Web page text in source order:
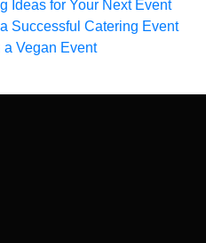
Ideas for Your Next Event
Successful Catering Event
a Vegan Event